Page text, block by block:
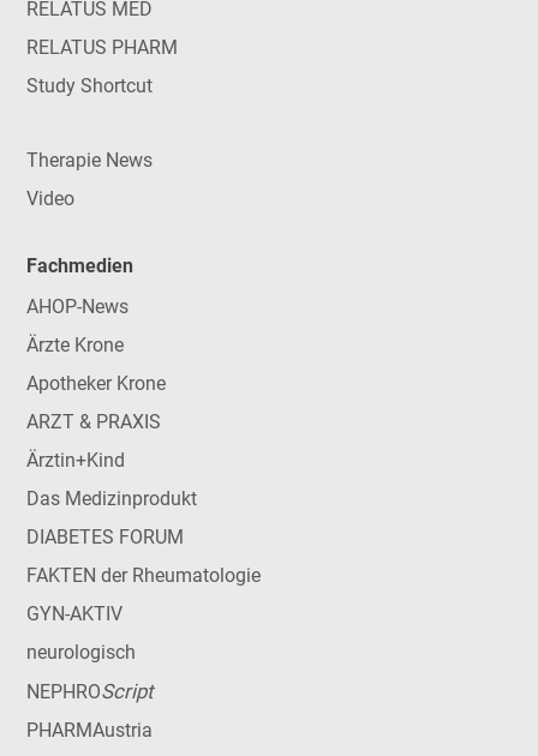
RELATUS MED
RELATUS PHARM
Study Shortcut
Therapie News
Video
Fachmedien
AHOP-News
Ärzte Krone
Apotheker Krone
ARZT & PRAXIS
Ärztin+Kind
Das Medizinprodukt
DIABETES FORUM
FAKTEN der Rheumatologie
GYN-AKTIV
neurologisch
NEPHROScript
PHARMAustria